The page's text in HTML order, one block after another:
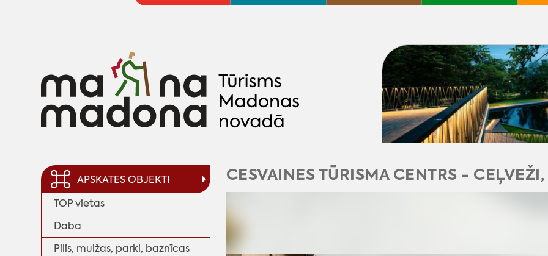
APSKATES OBJEKTI
TOP vietas
Daba
Pilis, muižas, parki, baznīcas
CESVAINES TŪRISMA CENTRS -